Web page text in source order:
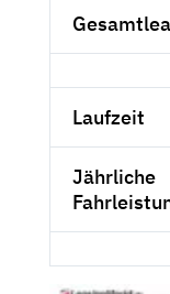
Laufzeit
Jährliche